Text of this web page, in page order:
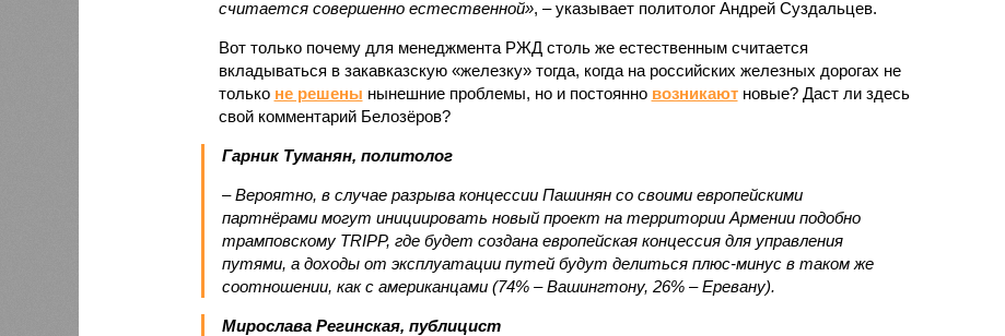
считается совершенно естественной», – указывает политолог Андрей Суздальцев.
Вот только почему для менеджмента РЖД столь же естественным считается
вкладываться в закавказскую «железку» тогда, когда на российских железных дорогах не
только не решены нынешние проблемы, но и постоянно возникаютновые? Даст ли здесь
свой комментарий Белозёров?
Гарник Туманян, политолог
– Вероятно, в случае разрыва концессии Пашинян со своими европейскими
партнёрами могут инициировать новый проект на территории Армении подобно
трамповскому TRIPP, где будет создана европейская концессия для управления
путями, а доходы от эксплуатации путей будут делиться плюс-минус в таком же
соотношении, как с американцами (74% – Вашингтону, 26% – Еревану).
Мирослава Регинская, публицист